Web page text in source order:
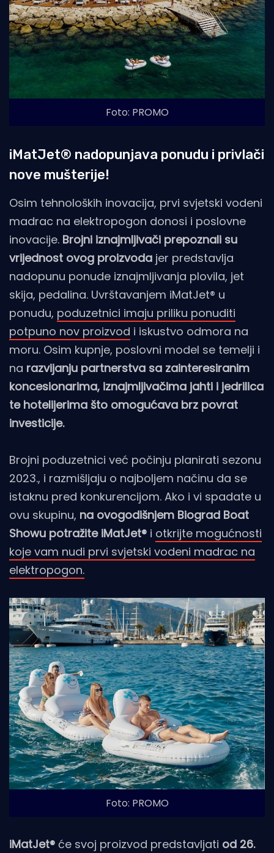
Foto: PROMO
iMatJet® nadopunjava ponudu i privlači
nove mušterije!
Osim tehnoloških inovacija, prvi svjetski vodeni
madrac na elektropogon donosi i poslovne
inovacije. Brojni iznajmljivači prepoznali su
vrijednost ovog proizvoda jer predstavlja
nadopunu ponude iznajmljivanja plovila, jet
skija, pedalina. Uvrštavanjem iMatJet® u
ponudu, poduzetnici imaju priliku ponuditi
potpuno nov proizvod i iskustvo odmora na
moru. Osim kupnje, poslovni model se temelji i
na razvijanju partnerstva sa zainteresiranim
koncesionarima, iznajmljivačima jahti i jedrilica
te hotelijerima što omogućava brz povrat
investicije.
Brojni poduzetnici već počinju planirati sezonu
2023., i razmišljaju o najboljem načinu da se
istaknu pred konkurencijom. Ako i vi spadate u
ovu skupinu, na ovogodišnjem Biograd Boat
Showu potražite iMatJet® i otkrijte mogućnosti
koje vam nudi prvi svjetski vodeni madrac na
elektropogon.
Foto: PROMO
iMatJet® će svoj proizvod predstavljati od 26.